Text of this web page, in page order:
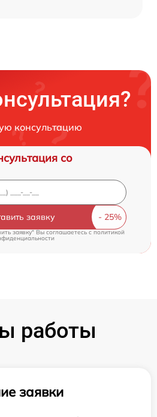
консультацию
со
заявку
заявку" Вы соглашаетесь cполитикой
работы
заявки